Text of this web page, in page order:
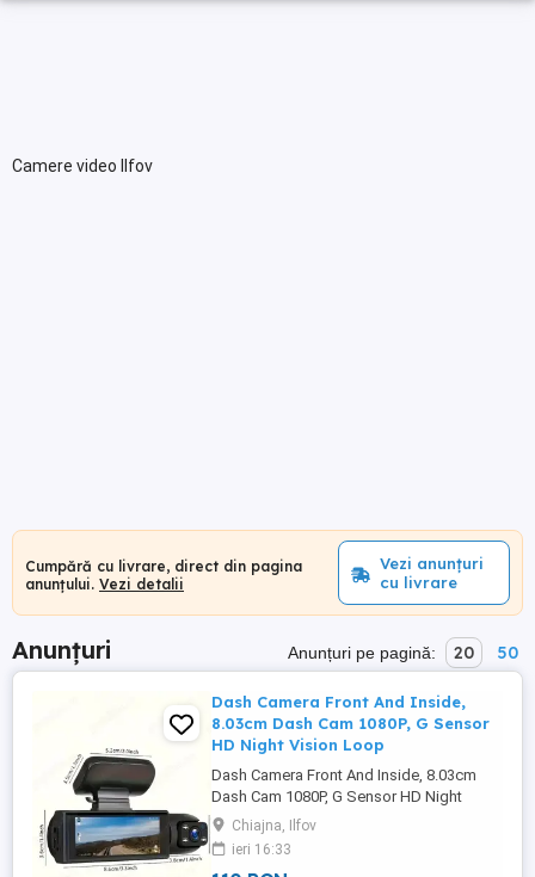
Camere video Ilfov
Cumpără cu livrare, direct din pagina
anunțului. Vezi detalii
Vezi anunțuri
cu livrare
Anunțuri Anunțuri pe pagină: 20 50
Dash Camera Front And Inside,
8.03cm Dash Cam 1080P, G Sensor
HD Night Vision Loop
Dash Camera Front And Inside, 8.03cm
Dash Cam 1080P, G Sensor HD Night
Vision Loop Pret: 110 RON Locatie: Militari
Residence Chiajna Contact WhatsApp: -
Cameră frontală wide-angle - Cameră
Chiajna, Ilfov
ieri 16:33